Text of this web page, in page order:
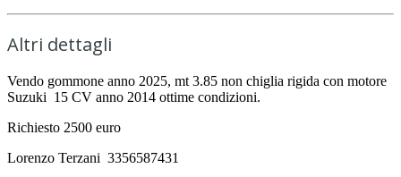
Altri dettagli
Vendo gommone anno 2025, mt 3.85 non chiglia rigida con motore
Suzuki 15 CV anno 2014 ottime condizioni.
Richiesto 2500 euro
Lorenzo Terzani 3356587431